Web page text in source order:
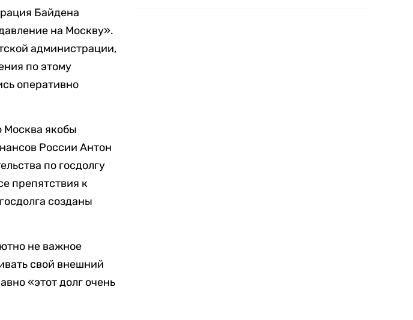
Байдена
на Москву».
администрации,
по этому
оперативно
Москва якобы
России Антон
по госдолгу
препятствия к
созданы
не важное
свой внешний
«этот долг очень